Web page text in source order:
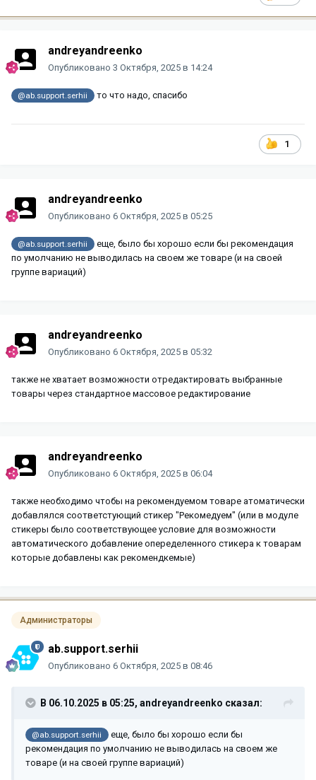
andreyandreenko
Опубликовано 3 Октября, 2025 в 14:24
@ab.support.serhii то что надо, спасибо
1
andreyandreenko
Опубликовано 6 Октября, 2025 в 05:25
@ab.support.serhii
еще, было бы хорошо если бы рекомендация
по умолчанию не выводилась на своем же товаре (и на своей
группе вариаций)
andreyandreenko
Опубликовано 6 Октября, 2025 в 05:32
также не хватает возможности отредактировать выбранные
товары через стандартное массовое редактирование
andreyandreenko
Опубликовано 6 Октября, 2025 в 06:04
также необходимо чтобы на рекомендуемом товаре атоматически
добавлялся соответстующий стикер "Рекомедуем" (или в модуле
стикеры было соответствующее условие для возможности
автоматического добавление опеределенного стикера к товарам
которые добавлены как рекомендкемые)
Администраторы
ab.support.serhii
Опубликовано 6 Октября, 2025 в 08:46
В 06.10.2025 в 05:25, andreyandreenko сказал:
@ab.support.serhii
еще, было бы хорошо если бы
рекомендация по умолчанию не выводилась на своем же
товаре (и на своей группе вариаций)